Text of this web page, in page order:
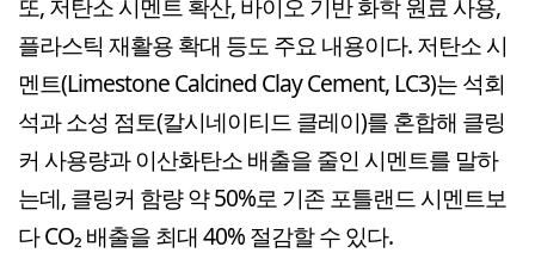
또, 저탄소 시멘트 확산, 바이오 기반 화학 원료 사용,
플라스틱 재활용 확대 등도 주요 내용이다. 저탄소 시
멘트(Limestone Calcined Clay Cement, LC3)는 석회
석과 소성 점토(칼시네이티드 클레이)를 혼합해 클링
커 사용량과 이산화탄소 배출을 줄인 시멘트를 말하
는데, 클링커 함량 약 50%로 기존 포틀랜드 시멘트보
다 CO₂ 배출을 최대 40% 절감할 수 있다.